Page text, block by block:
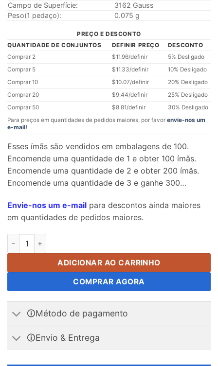
Campo de Superfície:
3162 Gauss
Peso(1 pedaço):
0.075 g
PREÇO E DESCONTO
QUANTIDADE DE CONJUNTOS
DEFINIR PREÇO
DESCONTO
Comprar 2
$11.96/definir
5% Desligado
Comprar 5
$11.33/definir
10% Desligado
Comprar 10
$10.07/definir
20% Desligado
Comprar 20
$9.44/definir
25% Desligado
Comprar 50
$8.81/definir
30% Desligado
Para preços em quantidades de pedidos maiores, por favor envie-nos um
e-mail!
Esses ímãs são vendidos em embalagens de 100.
Encomende uma quantidade de 1 e obter 100 ímãs.
Encomende uma quantidade de 2 e obter 200 ímãs.
Encomende uma quantidade de 3 e ganhe 300…
Envie-nos um e-mail para descontos ainda maiores
em quantidades de pedidos maiores.
Ímã de bloco de neodímio 3 x 2 x 1.5 mm N35 Srong ímãs
ADICIONAR AO CARRINHO
COMPRAR AGORA
🛈Método de pagamento
🛈Envio & Entrega